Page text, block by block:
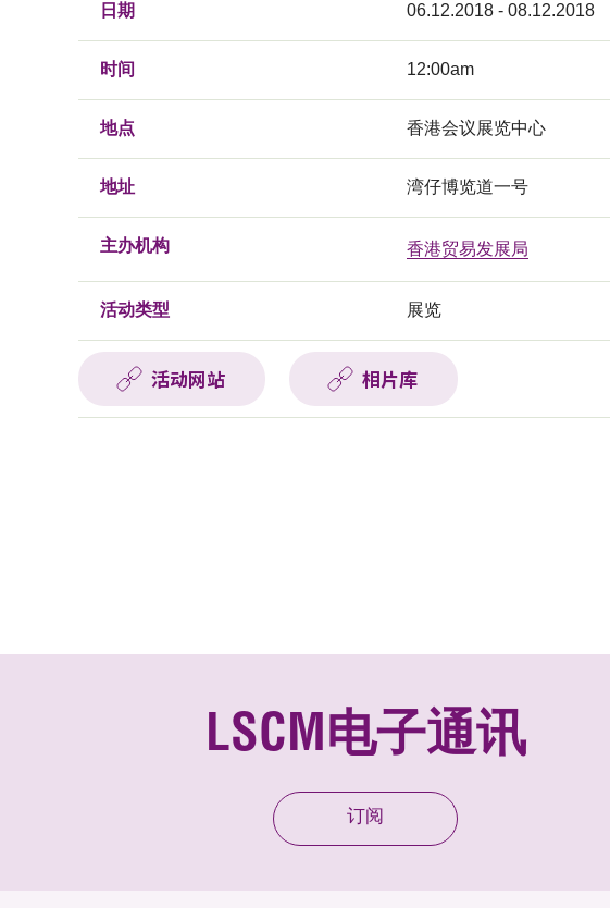
日期 06.12.2018 - 08.12.2018
时间 12:00am
地点 香港会议展览中心
地址 湾仔博览道一号
主办机构 香港贸易发展局
活动类型 展览
活动网站 相片库
LSCM电子通讯
订阅